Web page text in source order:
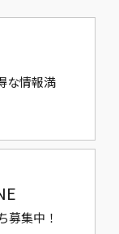
な情報満
募集中！